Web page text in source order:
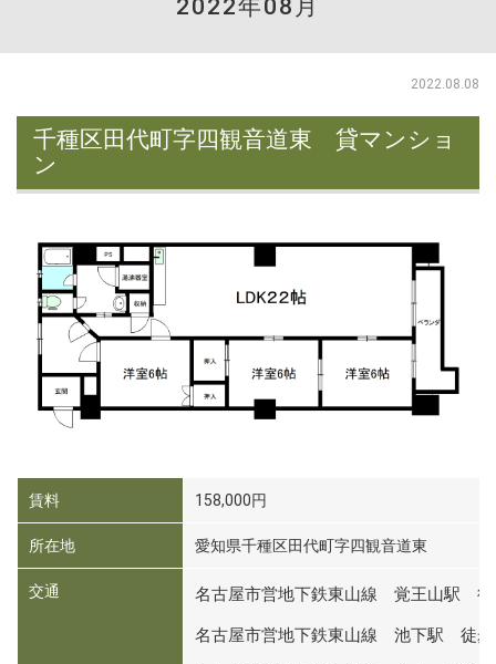
2022年08月
2022.08.08
千種区田代町字四観音道東 貸マンショ
ン
賃料 158,000円
所在地 愛知県千種区田代町字四観音道東
交通 名古屋市営地下鉄東山線 覚王山駅 徒
名古屋市営地下鉄東山線 池下駅 徒歩